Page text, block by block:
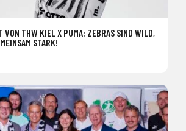
VON THW KIEL X PUMA: ZEBRAS SIND WILD,
STARK!